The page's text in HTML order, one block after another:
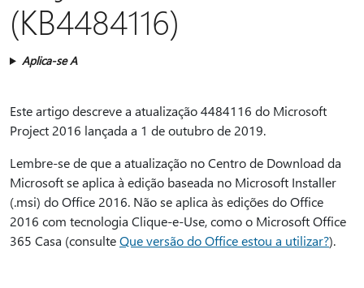
(KB4484116)
Aplica-se A
Este artigo descreve a atualização 4484116 do Microsoft
Project 2016 lançada a 1 de outubro de 2019.
Lembre-se de que a atualização no Centro de Download da
Microsoft se aplica à edição baseada no Microsoft Installer
(.msi) do Office 2016. Não se aplica às edições do Office
2016 com tecnologia Clique-e-Use, como o Microsoft Office
365 Casa (consulteQue versão do Office estou a utilizar?).